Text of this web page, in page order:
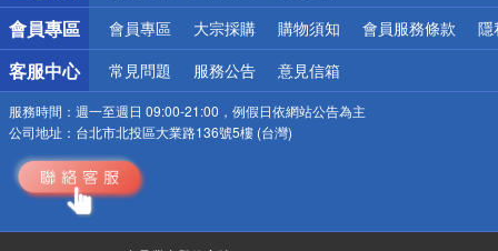
會員專區 會員專區 大宗採購 購物須知 會員服務條款 隱
客服中心 常見問題 服務公告 意見信箱
服務時間： 週一至週日 09:00-21:00，例假日依網站公告為主
公司地址： 台北市北投區大業路136號5樓 (台灣)